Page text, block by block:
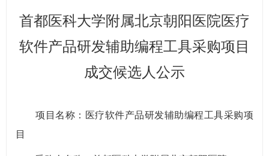
首都医科大学附属北京朝阳医院医疗
软件产品研发辅助编程工具采购项目
成交候选人公示
项目名称：医疗软件产品研发辅助编程工具采购项
目